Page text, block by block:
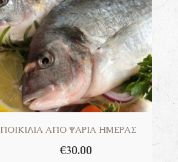
ΠΟΙΚΙΛΊΑ ΑΠΌ ΨΆΡΙΑ ΗΜΈΡΑΣ
€30.00